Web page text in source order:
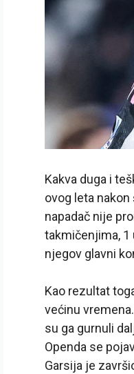
Kakva duga i
ovog leta
napadač nije
takmičenjima, 1
njegov glavni
Kao rezultat
većinu
su ga gurnuli
Openda se
Garsija je